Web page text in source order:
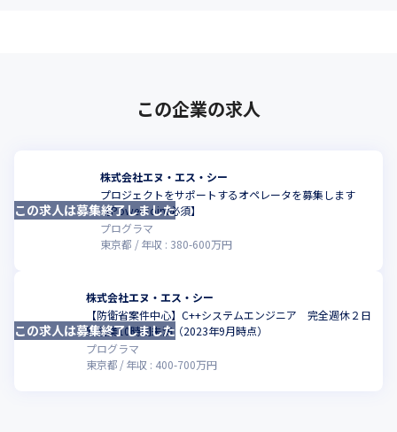
この企業の求人
株式会社エヌ・エス・シー
プロジェクトをサポートするオペレータを募集します
【PowerPoint必須】
プログラマ
東京都
年収 : 380-600万円
この求人は募集終了しました
株式会社エヌ・エス・シー
【防衛省案件中心】C++システムエンジニア 完全週休２日
制残業10時間未満（2023年9月時点）
プログラマ
東京都
年収 : 400-700万円
この求人は募集終了しました